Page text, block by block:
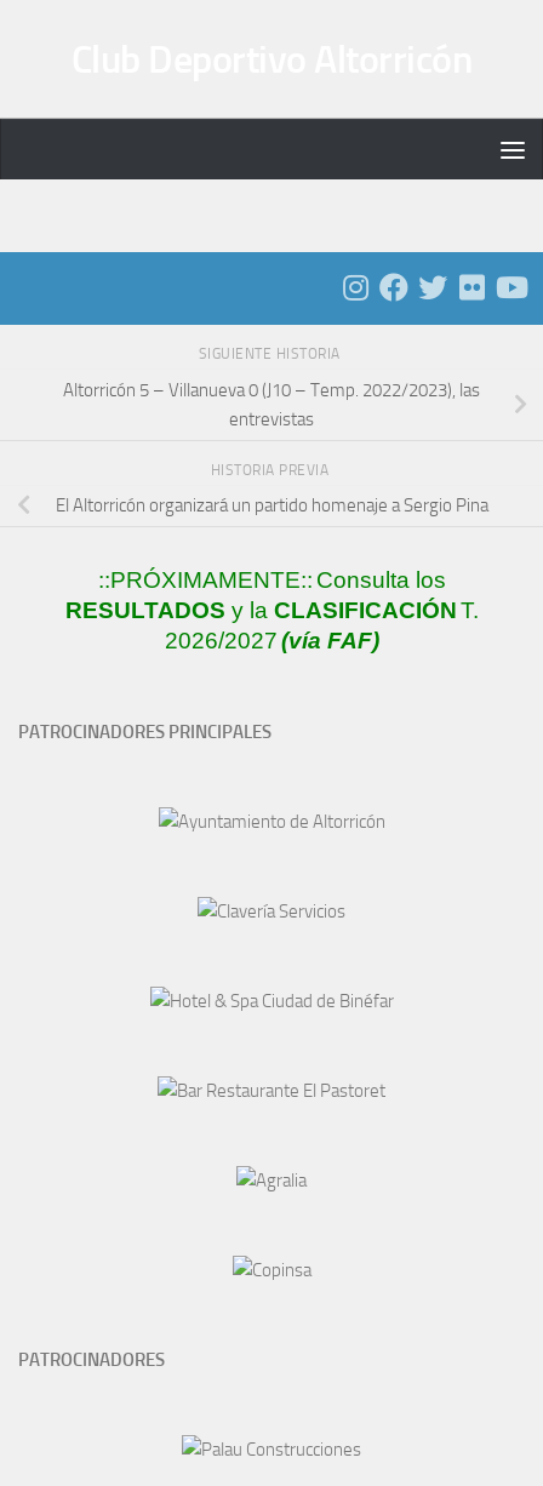
SIGUIENTE HISTORIA
Altorricón 5 – Villanueva 0 (J10 – Temp. 2022/2023), las
entrevistas
HISTORIA PREVIA
El Altorricón organizará un partido homenaje a Sergio Pina
::PRÓXIMAMENTE:: Consulta los
RESULTADOS y la CLASIFICACIÓNT.
2026/2027(vía FAF)
PATROCINADORES PRINCIPALES
PATROCINADORES